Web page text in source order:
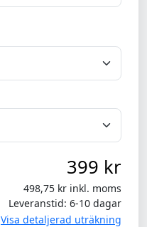
399 kr
498,75 kr inkl. moms
Leveranstid: 6-10 dagar
Visa detaljerad uträkning